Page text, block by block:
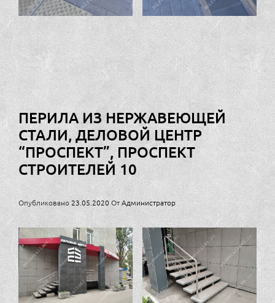
ПЕРИЛА ИЗ НЕРЖАВЕЮЩЕЙ
СТАЛИ, ДЕЛОВОЙ ЦЕНТР
“ПРОСПЕКТ”, ПРОСПЕКТ
СТРОИТЕЛЕЙ 10
Опубликовано 23.05.2020 ОтАдминистратор